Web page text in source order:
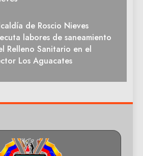
de Roscio Nieves
labores de saneamiento
Relleno Sanitario en el
Los Aguacates